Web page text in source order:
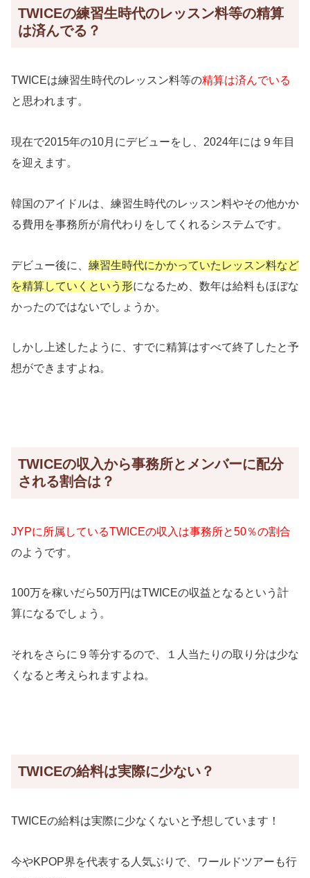
TWICEの練習生時代のレッスン料等の精算
は済んでる？
TWICEは練習生時代のレッスン料等の精算は済んでいる
と思われます。
現在で2015年の10月にデビューをし、2024年には９年目
を迎えます。
韓国のアイドルは、練習生時代のレッスン料やその他かか
る費用を事務所が肩代わりをしてくれるシステムです。
デビュー後に、 練習生時代にかかっていたレッスン料など
を精算していくという形になるため、数年は給料もほぼな
かったのではないでしょうか。
しかし上述したように、すでに精算はすべて終了したと予
想ができますよね。
TWICEの収入から事務所とメンバーに配分
される割合は？
JYPに所属しているTWICEの収入は事務所と50％の割合
のようです。
100万を稼いだら50万円はTWICEの収益となるという計
算になるでしょう。
それをさらに９等分するので、１人当たりの取り分は少な
くなると考えられますよね。
TWICEの給料は実際に少ない？
TWICEの給料は実際に少なくないと予想しています！
今やKPOP界を代表する人気ぶりで、ワールドツアーも行